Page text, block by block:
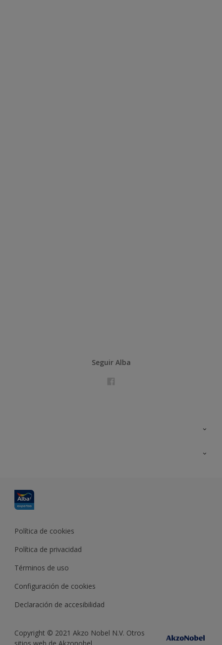
Seguir Alba
Política de cookies
Política de privacidad
Términos de uso
Configuración de cookies
Declaración de accesibilidad
Copyright © 2021 Akzo Nobel N.V. Otros
sitios web de Akzonobel